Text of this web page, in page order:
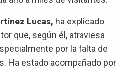
Lucas, ha explicado
que, según él, atraviesa
por la falta de
Ha estado acompañado por